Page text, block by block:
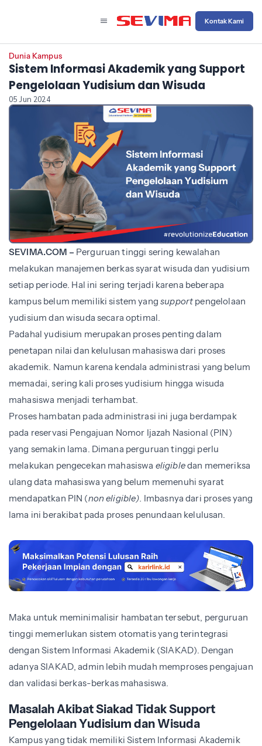
Kontak Kami
Dunia Kampus
Sistem Informasi Akademik yang Support
Pengelolaan Yudisium dan Wisuda
05 Jun 2024
SEVIMA.COM – Perguruan tinggi sering kewalahan
melakukan manajemen berkas syarat wisuda dan yudisium
setiap periode. Hal ini sering terjadi karena beberapa
kampus belum memiliki sistem yangsupport pengelolaan
yudisium dan wisuda secara optimal.
Padahal yudisium merupakan proses penting dalam
penetapan nilai dan kelulusan mahasiswa dari proses
akademik. Namun karena kendala administrasi yang belum
memadai, sering kali proses yudisium hingga wisuda
mahasiswa menjadi terhambat.
Proses hambatan pada administrasi ini juga berdampak
pada reservasi Pengajuan Nomor Ijazah Nasional (PIN)
yang semakin lama. Dimana perguruan tinggi perlu
melakukan pengecekan mahasiswa eligibledan memeriksa
ulang data mahasiswa yang belum memenuhi syarat
mendapatkan PIN (non eligible). Imbasnya dari proses yang
lama ini berakibat pada proses penundaan kelulusan.
Maka untuk meminimalisir hambatan tersebut, perguruan
tinggi memerlukan sistem otomatis yang terintegrasi
dengan Sistem Informasi Akademik (SIAKAD). Dengan
adanya SIAKAD, admin lebih mudah memproses pengajuan
dan validasi berkas-berkas mahasiswa.
Masalah Akibat Siakad Tidak Support
Pengelolaan Yudisium dan Wisuda
Kampus yang tidak memiliki Sistem Informasi Akademik